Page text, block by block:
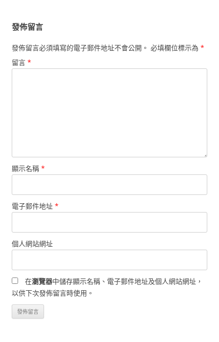
發佈留言
發佈留言必須填寫的電子郵件地址不會公開。 必填欄位標示為 *
留言 *
顯示名稱 *
電子郵件地址 *
個人網站網址
在瀏覽器中儲存顯示名稱、電子郵件地址及個人網站網址，
以供下次發佈留言時使用。